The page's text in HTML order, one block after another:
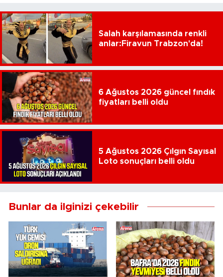
Salah karşılamasında renkli
anlar:Firavun Trabzon'da!
6 Ağustos 2026 güncel fındık
fiyatları belli oldu
5 Ağustos 2026 Çılgın Sayısal
Loto sonuçları belli oldu
Bunlar da ilginizi çekebilir